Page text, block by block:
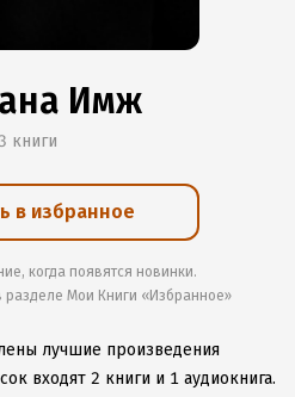
Имж
3 книги
в избранное
когда появятся новинки.
разделе Мои Книги «Избранное»
лучшие произведения
входят 2 книги и 1 аудиокнига.